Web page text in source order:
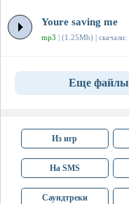
Youre saving me
mp3 | (1.25Mb) | скачали:
Еще файлы
Из игр
На SMS
Саундтреки